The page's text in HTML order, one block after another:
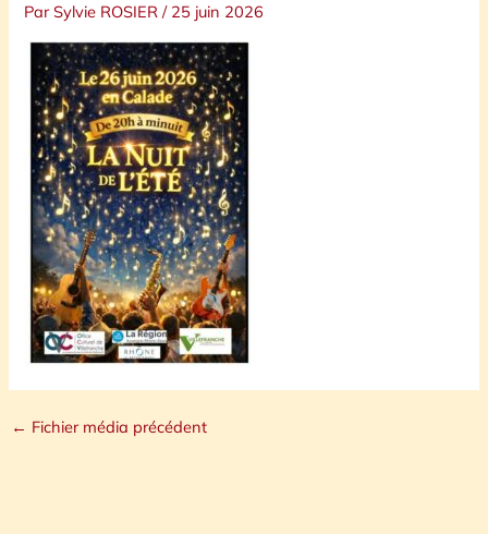
ParSylvie ROSIER/ 25 juin 2026
← Fichier média précédent